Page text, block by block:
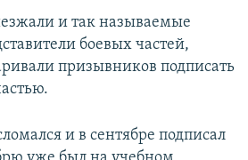
и так называемые
боевых частей,
призывников подписать
и в сентябре подписал